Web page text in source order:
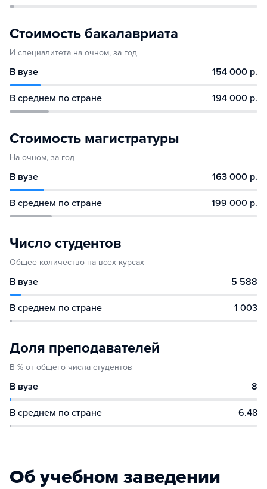
Стоимость бакалавриата
И специалитета на очном, за год
В вузе 154 000 р.
В среднем по стране 194 000 р.
Стоимость магистратуры
На очном, за год
В вузе 163 000 р.
В среднем по стране 199 000 р.
Число студентов
Общее количество на всех курсах
В вузе 5 588
В среднем по стране 1 003
Доля преподавателей
В % от общего числа студентов
В вузе 8
В среднем по стране 6.48
Об учебном заведении